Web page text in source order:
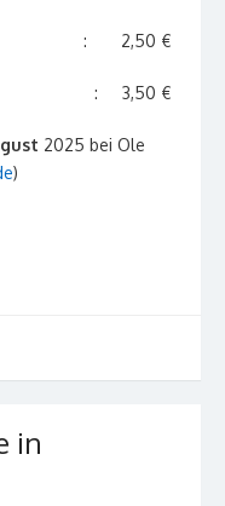
2,50 €
€
2025 bei Ole
)
in